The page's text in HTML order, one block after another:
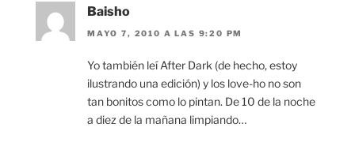
Baisho
MAYO 7, 2010 A LAS 9:20 PM
Yo también leí After Dark (de hecho, estoy
ilustrando una edición) y los love-ho no son
tan bonitos como lo pintan. De 10 de la noche
a diez de la mañana limpiando…